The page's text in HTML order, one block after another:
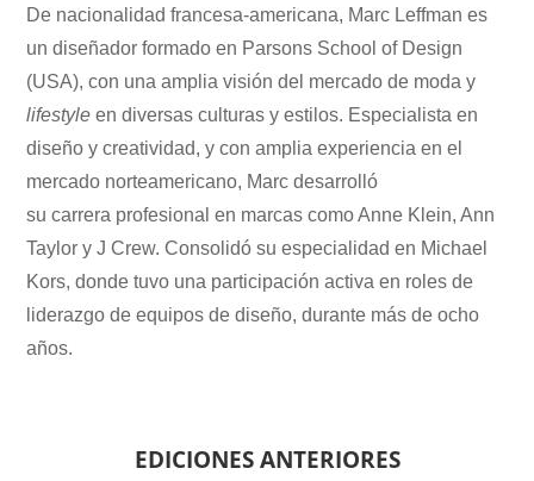
De nacionalidad francesa-americana, Marc Leffman es
un diseñador formado en Parsons School of Design
(USA), con una amplia visión del mercado de moda y
lifestyle en diversas culturas y estilos. Especialista en
diseño y creatividad, y con amplia experiencia en el
mercado norteamericano, Marc desarrolló
su carrera profesional en marcas como Anne Klein, Ann
Taylor y J Crew. Consolidó su especialidad en Michael
Kors, donde tuvo una participación activa en roles de
liderazgo de equipos de diseño, durante más de ocho
años.
EDICIONES ANTERIORES